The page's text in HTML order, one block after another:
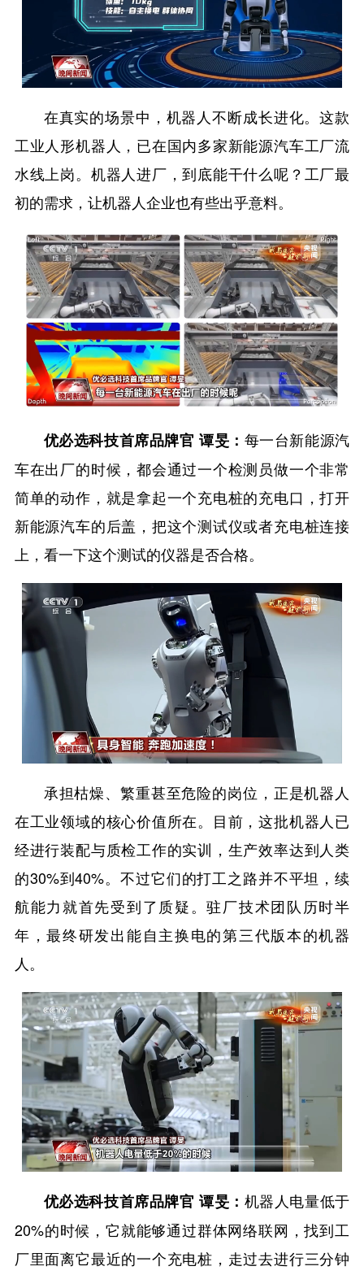
在真实的场景中，机器人不断成长进化。这款
工业人形机器人，已在国内多家新能源汽车工厂流
水线上岗。机器人进厂，到底能干什么呢？工厂最
初的需求，让机器人企业也有些出乎意料。
优必选科技首席品牌官 谭旻： 每一台新能源汽
车在出厂的时候，都会通过一个检测员做一个非常
简单的动作，就是拿起一个充电桩的充电口，打开
新能源汽车的后盖，把这个测试仪或者充电桩连接
上，看一下这个测试的仪器是否合格。
承担枯燥、繁重甚至危险的岗位，正是机器人
在工业领域的核心价值所在。目前，这批机器人已
经进行装配与质检工作的实训，生产效率达到人类
的30%到40%。不过它们的打工之路并不平坦，续
航能力就首先受到了质疑。驻厂技术团队历时半
年，最终研发出能自主换电的第三代版本的机器
人。
优必选科技首席品牌官 谭旻： 机器人电量低于
20%的时候，它就能够通过群体网络联网，找到工
厂里面离它最近的一个充电桩，走过去进行三分钟